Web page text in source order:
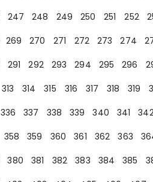
247 248 249 250 251 252
269 270 271 272 273 274
291 292 293 294 295 296
313 314 315 316 317 318 319
336 337 338 339 340 341
358 359 360 361 362 363
380 381 382 383 384 385